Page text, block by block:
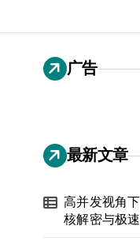
广告
最新文章
高并发视角
核解密与极